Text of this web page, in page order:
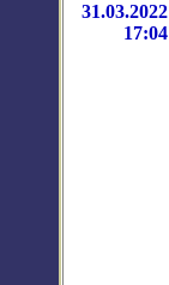
31.03.2022
17:04